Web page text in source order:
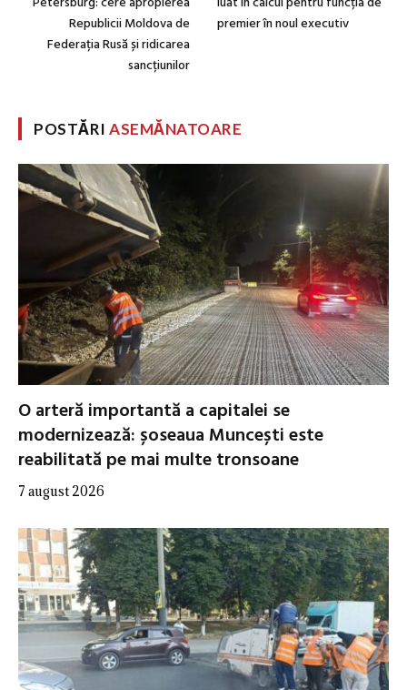
Republicii Moldova de
Federația Rusă și ridicarea
sancțiunilor
premier în noul executiv
POSTĂRIASEMĂNATOARE
O arteră importantă a capitalei se
modernizează: șoseaua Muncești este
reabilitată pe mai multe tronsoane
7 august 2026